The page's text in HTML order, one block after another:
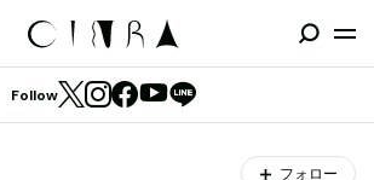
Follow
フォロー